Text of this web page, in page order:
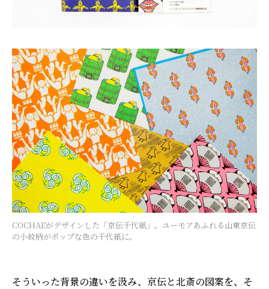
COCHAEがデザインした「京伝千代紙」。ユーモアあふれる山東京伝
の小紋柄がポップな色の千代紙に。
そういった背景の違いを汲み、京伝と北斎の図案を、そ